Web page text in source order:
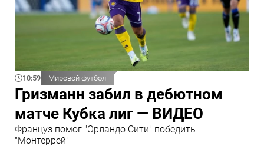
10:59 Мировой футбол
Гризманн забил в дебютном
матче Кубка лиг — ВИДЕО
Француз помог "Орландо Сити" победить
"Монтеррей"